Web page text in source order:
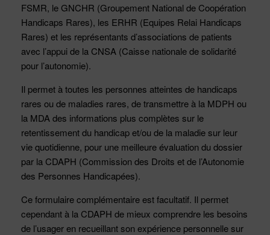
FSMR, le GNCHR (Groupement National de Coopération
Handicaps Rares), les ERHR (Equipes Relai Handicaps
Rares) et les représentants d’associations de patients
avec l’appui de la CNSA (Caisse nationale de solidarité
pour l’autonomie).
Il permet à toutes les personnes atteintes de handicaps
rares ou de maladies rares, de transmettre à la MDPH ou
la MDA des informations plus complètes sur le
retentissement du handicap et/ou de la maladie sur leur
vie quotidienne, pour une meilleure évaluation du dossier
par la CDAPH (Commission des Droits et de l’Autonomie
des Personnes Handicapées).
Ce formulaire complémentaire est facultatif. Il permet
cependant à la CDAPH de mieux comprendre les besoins
de l’usager en recueillant son expérience personnelle sur